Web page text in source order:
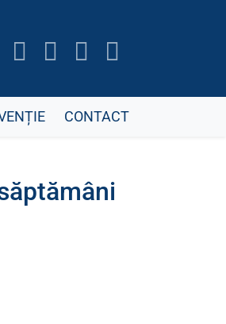
CONTACT